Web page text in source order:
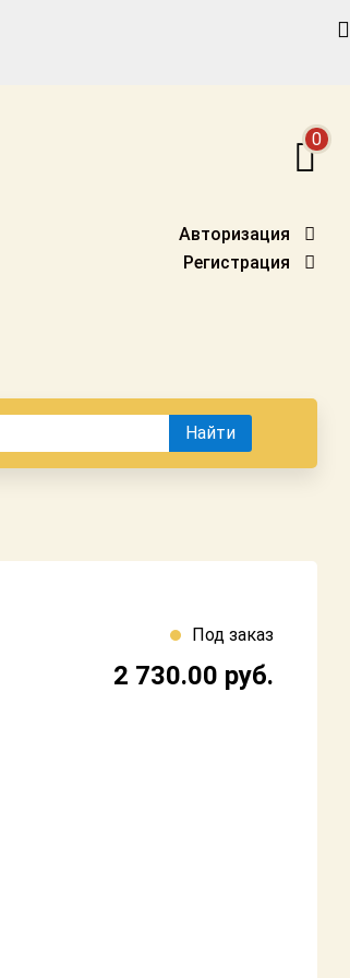
0
Авторизация
Регистрация
Найти
Под заказ
2 730.00 руб.